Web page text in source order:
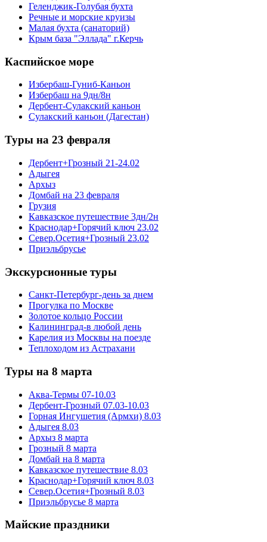
Геленджик-Голубая бухта
Речные и морские круизы
Малая бухта (санаторий)
Крым база "Эллада" г.Керчь
Каспийское море
Избербаш-Гуниб-Каньон
Избербаш на 9дн/8н
Дербент-Сулакский каньон
Сулакский каньон (Дагестан)
Туры на 23 февраля
Дербент+Грозный 21-24.02
Адыгея
Архыз
Домбай на 23 февраля
Грузия
Кавказское путешествие 3дн/2н
Краснодар+Горячий ключ 23.02
Север.Осетия+Грозный 23.02
Приэльбрусье
Экскурсионные туры
Санкт-Петербург-день за днем
Прогулка по Москве
Золотое кольцо России
Калининград-в любой день
Карелия из Москвы на поезде
Теплоходом из Астрахани
Туры на 8 марта
Аква-Термы 07-10.03
Дербент-Грозный 07.03-10.03
Горная Ингушетия (Армхи) 8.03
Адыгея 8.03
Архыз 8 марта
Грозный 8 марта
Домбай на 8 марта
Кавказское путешествие 8.03
Краснодар+Горячий ключ 8.03
Север.Осетия+Грозный 8.03
Приэльбрусье 8 марта
Майские праздники